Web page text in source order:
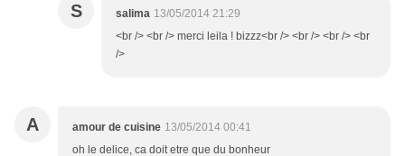
S salima 13/05/2014 21:29
<br /> <br /> merci leila ! bizzz<br /> <br /> <br /> <br
/>
A amour de cuisine 13/05/2014 00:41
oh le delice, ca doit etre que du bonheur